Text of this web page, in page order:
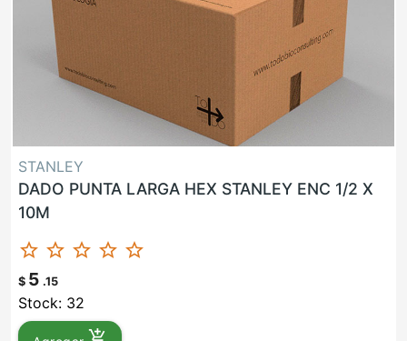
STANLEY
DADO PUNTA LARGA HEX STANLEY ENC 1/2 X
10M
star_border star_border star_border star_border star_border
$ 5 .15
Stock: 32
add_shopping_cart